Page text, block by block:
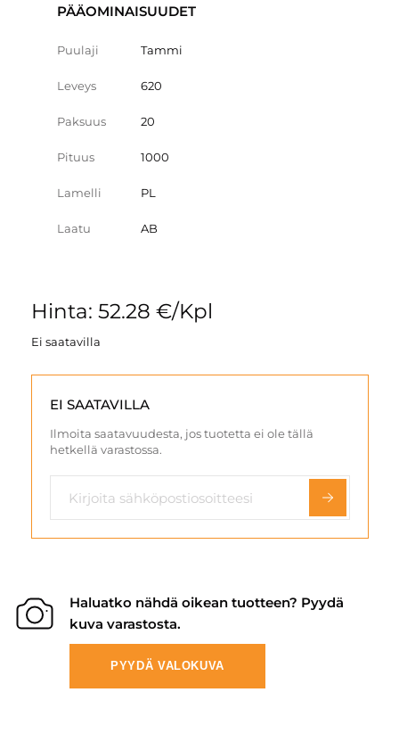
PÄÄOMINAISUUDET
Puulaji Tammi
Leveys 620
Paksuus 20
Pituus 1000
Lamelli PL
Laatu AB
Hinta: 52.28 €/Kpl
Ei saatavilla
EI SAATAVILLA
Ilmoita saatavuudesta, jos tuotetta ei ole tällä
hetkellä varastossa.
Haluatko nähdä oikean tuotteen? Pyydä
kuva varastosta.
PYYDÄ VALOKUVA